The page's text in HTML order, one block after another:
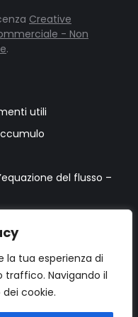
la tua esperienza di
traffico. Navigando il
cookie.
Creative
- Non
.
utili
del flusso –